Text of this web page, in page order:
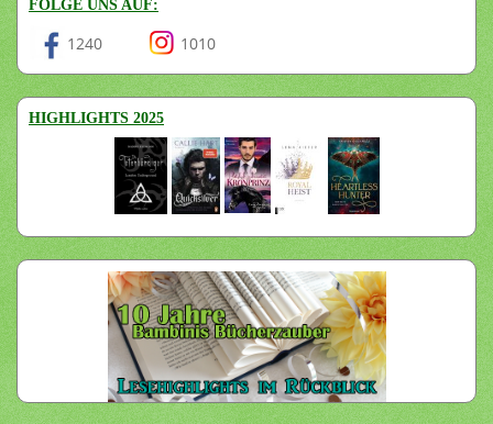
FOLGE UNS AUF:
1240 1010
HIGHLIGHTS 2025